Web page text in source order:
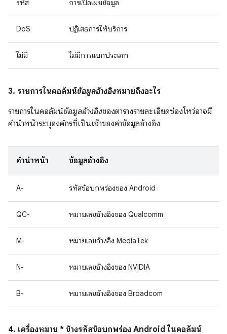
รหัส การเปิดเผยข้อมูล
DoS ปฏิเสธการให้บริการ
ไม่มี ไม่มีการแยกประเภท
3. รายการในคอลัมน์ข้อมูลอ้างอิงหมายถึงอะไร
รายการในคอลัมน์ข้อมูลอ้างอิงของตารางรายละเอียดช่องโหว่อาจมี
คำนำหน้าระบุองค์กรที่เป็นเจ้าของค่าข้อมูลอ้างอิง
คำนำหน้า ข้อมูลอ้างอิง
A- รหัสข้อบกพร่องของ Android
QC- หมายเลขอ้างอิงของ Qualcomm
M- หมายเลขอ้างอิง MediaTek
N- หมายเลขอ้างอิงของ NVIDIA
B- หมายเลขอ้างอิงของ Broadcom
4. เครื่องหมาย * ข้างรหัสข้อบกพร่อง Android ในคอลัมน์